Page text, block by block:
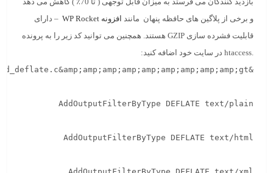
و برخی از پلاگین های حافظه پنهان مانند افزونه WP Rocket
– دارای
قابلیت فشرده سازی GZIP هستند. همچنین می توانید کد زیر را به پرونده
.htaccess در سایت خود اضافه کنید: